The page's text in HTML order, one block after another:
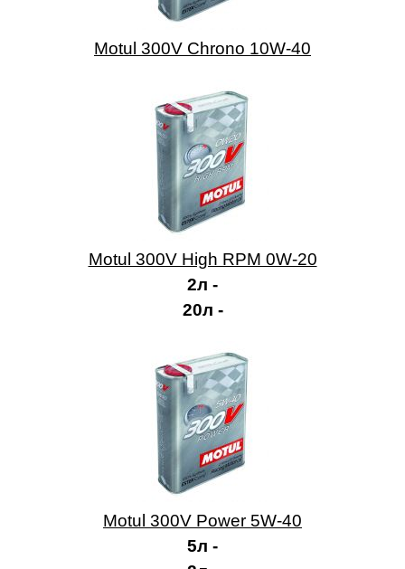
Motul 300V Chrono 10W-40
Motul 300V High RPM 0W-20
2л -
20л -
Motul 300V Power 5W-40
5л -